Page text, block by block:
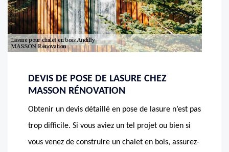
DEVIS DE POSE DE LASURE CHEZ
MASSON RÉNOVATION
Obtenir un devis détaillé en pose de lasure n’est pas
trop difficile. Si vous aviez un tel projet ou bien si
vous venez de construire un chalet en bois, assurez-